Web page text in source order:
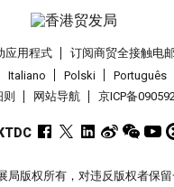
应用程式 订阅商贸全接触电
Italiano Polski Português
网站导航 京ICP备
局版权所有，对违反版权者保留